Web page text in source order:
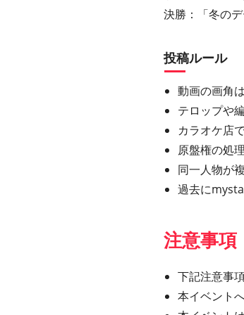
決勝：「冬の
投稿ルール
動画の画角
テロップや
カラオケ店
原盤権の処
同一人物が
過去に
注意事項
下記注意事
本イベント